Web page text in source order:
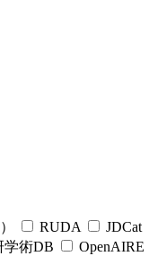
RUDA JDCat
学術DB OpenAIRE